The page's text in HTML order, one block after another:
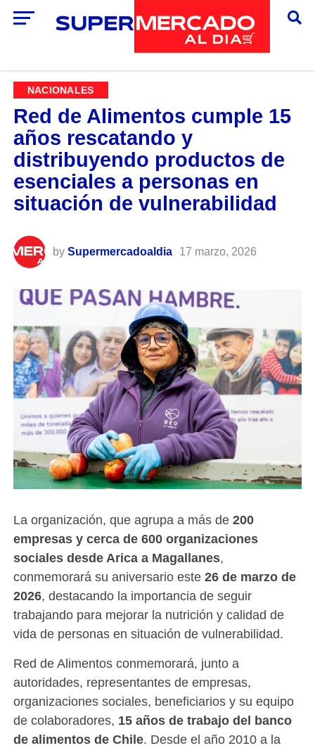
NACIONALES
Red de Alimentos cumple 15
años rescatando y
distribuyendo productos de
esenciales a personas en
situación de vulnerabilidad
by Supermercadoaldia 17 marzo, 2026
La organización, que agrupa a más de 200
empresas y cerca de 600 organizaciones
sociales desde Arica a Magallanes,
conmemorará su aniversario este 26 de marzo de
2026, destacando la importancia de seguir
trabajando para mejorar la nutrición y calidad de
vida de personas en situación de vulnerabilidad.
Red de Alimentos conmemorará, junto a
autoridades, representantes de empresas,
organizaciones sociales, beneficiarios y su equipo
de colaboradores, 15 años de trabajo del banco
de alimentos de Chile. Desde el año 2010 a la